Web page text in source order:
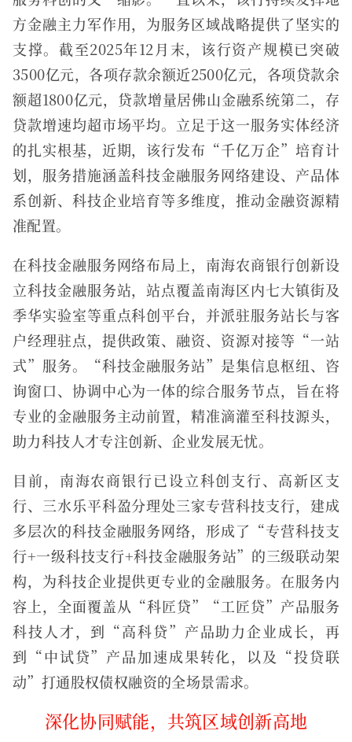
方金融主力军作用，为服务区域战略提供了坚实的
支撑。截至2025年12月末，该行资产规模已突破
3500亿元，各项存款余额近2500亿元，各项贷款余
额超1800亿元，贷款增量居佛山金融系统第二，存
贷款增速均超市场平均。立足于这一服务实体经济
的扎实根基，近期，该行发布“千亿万企”培育计
划，服务措施涵盖科技金融服务网络建设、产品体
系创新、科技企业培育等多维度，推动金融资源精
准配置。
在科技金融服务网络布局上，南海农商银行创新设
立科技金融服务站，站点覆盖南海区内七大镇街及
季华实验室等重点科创平台，并派驻服务站长与客
户经理驻点，提供政策、融资、资源对接等“一站
式”服务。“科技金融服务站”是集信息枢纽、咨
询窗口、协调中心为一体的综合服务节点，旨在将
专业的金融服务主动前置，精准滴灌至科技源头，
助力科技人才专注创新、企业发展无忧。
目前，南海农商银行已设立科创支行、高新区支
行、三水乐平科盈分理处三家专营科技支行，建成
多层次的科技金融服务网络，形成了“专营科技支
行+一级科技支行+科技金融服务站”的三级联动架
构，为科技企业提供更专业的金融服务。在服务内
容上，全面覆盖从“科匠贷”“工匠贷”产品服务
科技人才，到“高科贷”产品助力企业成长，再
到“中试贷”产品加速成果转化，以及“投贷联
动”打通股权债权融资的全场景需求。
深化协同赋能，共筑区域创新高地